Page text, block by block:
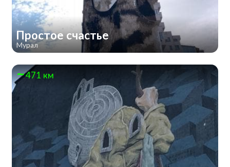
Простое счастье
Мурал
471 км